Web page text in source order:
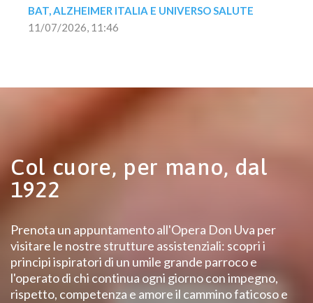
BAT, ALZHEIMER ITALIA E UNIVERSO SALUTE
11/07/2026, 11:46
Col cuore, per mano, dal
1922
Prenota un appuntamento all'Opera Don Uva per
visitare le nostre strutture assistenziali: scopri i
principi ispiratori di un umile grande parroco e
l'operato di chi continua ogni giorno con impegno,
rispetto, competenza e amore il cammino faticoso e